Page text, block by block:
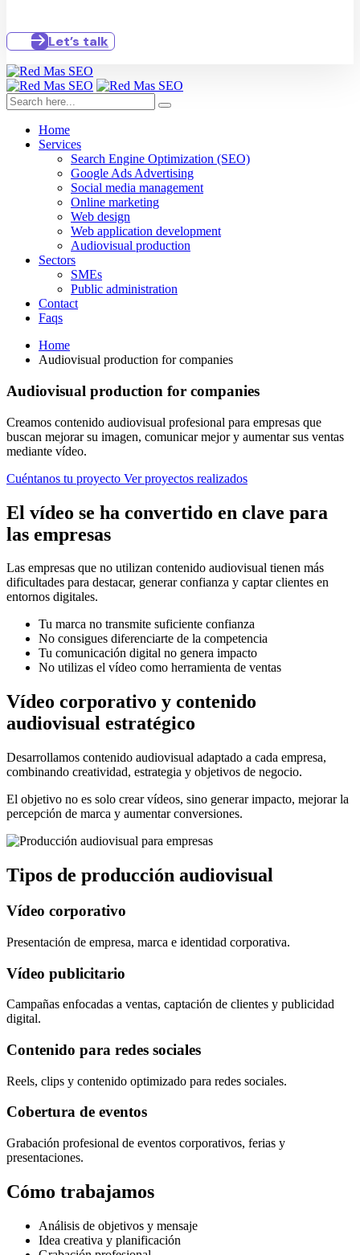
Let’s talk
Home
Services
Search Engine Optimization (SEO)
Google Ads Advertising
Social media management
Online marketing
Web design
Web application development
Audiovisual production
Sectors
SMEs
Public administration
Contact
Faqs
Home
Audiovisual production for companies
Audiovisual production for companies
Creamos contenido audiovisual profesional para empresas que
buscan mejorar su imagen, comunicar mejor y aumentar sus ventas
mediante vídeo.
Cuéntanos tu proyecto Ver proyectos realizados
El vídeo se ha convertido en clave para
las empresas
Las empresas que no utilizan contenido audiovisual tienen más
dificultades para destacar, generar confianza y captar clientes en
entornos digitales.
Tu marca no transmite suficiente confianza
No consigues diferenciarte de la competencia
Tu comunicación digital no genera impacto
No utilizas el vídeo como herramienta de ventas
Vídeo corporativo y contenido
audiovisual estratégico
Desarrollamos contenido audiovisual adaptado a cada empresa,
combinando creatividad, estrategia y objetivos de negocio.
El objetivo no es solo crear vídeos, sino generar impacto, mejorar la
percepción de marca y aumentar conversiones.
Tipos de producción audiovisual
Vídeo corporativo
Presentación de empresa, marca e identidad corporativa.
Vídeo publicitario
Campañas enfocadas a ventas, captación de clientes y publicidad
digital.
Contenido para redes sociales
Reels, clips y contenido optimizado para redes sociales.
Cobertura de eventos
Grabación profesional de eventos corporativos, ferias y
presentaciones.
Cómo trabajamos
Análisis de objetivos y mensaje
Idea creativa y planificación